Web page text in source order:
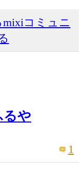
mixiコミュニ
や
1